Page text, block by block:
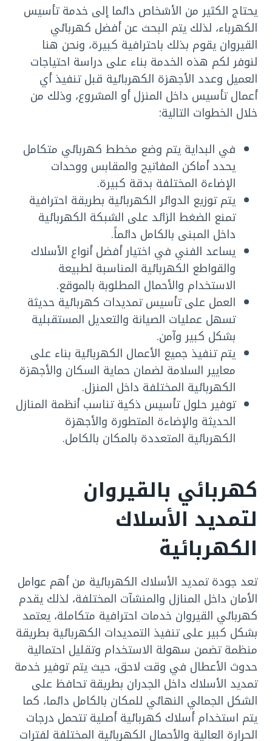
يحتاج الكثير من الأشخاص دائما إلى خدمة تأسيس
الكهرباء، لذلك يتم البحث عن أفضل كهربائي
القيروان يقوم بذلك باحترافية كبيرة، ونحن هنا
لنوفر لكم هذه الخدمة بناء على دراسة احتياجات
العميل وعدد الأجهزة الكهربائية قبل تنفيذ أي
أعمال تأسيس داخل المنزل أو المشروع، وذلك من
خلال الخطوات التالية:
في البداية يتم وضع مخطط كهربائي متكامل
يحدد أماكن المفاتيح والمقابس ووحدات
الإضاءة المختلفة بدقة كبيرة.
يتم توزيع الدوائر الكهربائية بطريقة احترافية
تمنع الضغط الزائد على الشبكة الكهربائية
داخل المبنى بالكامل دائماً.
يساعد الفني في اختيار أفضل أنواع الأسلاك
والقواطع الكهربائية المناسبة لطبيعة
الاستخدام والأحمال المطلوبة بالموقع.
العمل على تأسيس تمديدات كهربائية حديثة
تسهل عمليات الصيانة والتعديل المستقبلية
بشكل كبير وآمن.
يتم تنفيذ جميع الأعمال الكهربائية بناء على
معايير السلامة لضمان حماية السكان والأجهزة
الكهربائية المختلفة داخل المنزل.
توفير حلول تأسيس ذكية تناسب أنظمة المنازل
الحديثة والإضاءة المتطورة والأجهزة
الكهربائية المتعددة بالمكان بالكامل.
كهربائي بالقيروان
لتمديد الأسلاك
الكهربائية
تعد جودة تمديد الأسلاك الكهربائية من أهم عوامل
الأمان داخل المنازل والمنشآت المختلفة، لذلك يقدم
كهربائي القيروان خدمات احترافية متكاملة، يعتمد
بشكل كبير على تنفيذ التمديدات الكهربائية بطريقة
منظمة تضمن سهولة الاستخدام وتقليل احتمالية
حدوث الأعطال في وقت لاحق، حيث يتم توفير خدمة
تمديد الأسلاك داخل الجدران بطريقة تحافظ على
الشكل الجمالي النهائي للمكان بالكامل دائما، كما
يتم استخدام أسلاك كهربائية أصلية تتحمل درجات
الحرارة العالية والأحمال الكهربائية المختلفة لفترات